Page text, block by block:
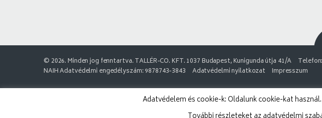
© 2026. Minden jog fenntartva. TALLÉR-CO. KFT. 1037 Budapest, Kunigunda útja 41/A
NAIH Adatvédelmi engedélyszám: 9878743-3843
Adatvédelmi nyilatkozat Impresszum
Adatvédelem és cookie-k: Oldalunk cookie-kat